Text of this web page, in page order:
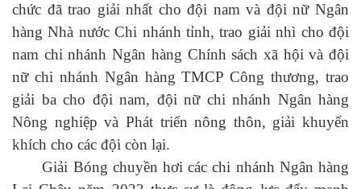
chức đã trao giải nhất cho đội nam và đội nữ Ngân
hàng Nhà nước Chi nhánh tỉnh, trao giải nhì cho đội
nam chi nhánh Ngân hàng Chính sách xã hội và đội
nữ chi nhánh Ngân hàng TMCP Công thương, trao
giải ba cho đội nam, đội nữ chi nhánh Ngân hàng
Nông nghiệp và Phát triển nông thôn, giải khuyến
khích cho các đội còn lại.
Giải Bóng chuyền hơi các chi nhánh Ngân hàng